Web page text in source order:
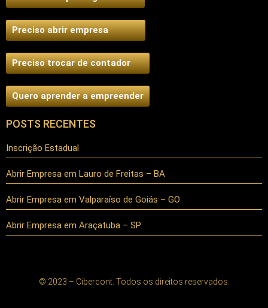
Preciso abrir empresa
Preciso trocar de contador
Quero aprender a empreender
POSTS RECENTES
Inscrição Estadual
Abrir Empresa em Lauro de Freitas – BA
Abrir Empresa em Valparaíso de Goiás – GO
Abrir Empresa em Araçatuba – SP
© 2023 – Cibercont. Todos os direitos reservados.